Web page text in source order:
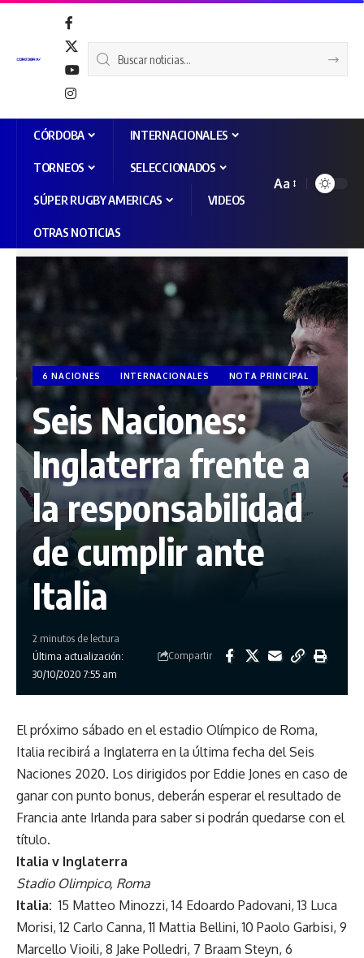
CÓRDOBA INTERNACIONALES
TORNEOS SELECCIONADOS
SÚPER RUGBY AMERICAS VIDEOS
OTRAS NOTICIAS
Aa
6 NACIONES INTERNACIONALES NOTA PRINCIPAL
Seis Naciones:
Inglaterra frente a
la responsabilidad
de cumplir ante
Italia
Última actualización:
30/10/2020 7:55 am
2 minutos de lectura
Compartir
El próximo sábado en el estadio Olímpico de Roma,
Italia recibirá a Inglaterra en la última fecha del Seis
Naciones 2020. Los dirigidos por Eddie Jones en caso de
ganar con punto bonus, deberán esperar el resultado de
Francia ante Irlanda para saber si podrán quedarse con el
título.
Italia v Inglaterra
Stadio Olimpico, Roma
Italia: 15 Matteo Minozzi, 14 Edoardo Padovani, 13 Luca
Morisi, 12 Carlo Canna, 11 Mattia Bellini, 10 Paolo Garbisi, 9
Marcello Vioili, 8 Jake Polledri, 7 Braam Steyn, 6